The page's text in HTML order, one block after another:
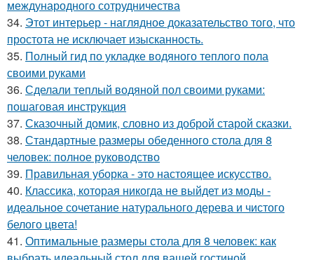
международного сотрудничества
34. Этот интерьер - наглядное доказательство того, что
простота не исключает изысканность.
35. Полный гид по укладке водяного теплого пола
своими руками
36. Сделали теплый водяной пол своими руками:
пошаговая инструкция
37. Сказочный домик, словно из доброй старой сказки.
38. Стандартные размеры обеденного стола для 8
человек: полное руководство
39. Правильная уборка - это настоящее искусство.
40. Классика, которая никогда не выйдет из моды -
идеальное сочетание натурального дерева и чистого
белого цвета!
41. Оптимальные размеры стола для 8 человек: как